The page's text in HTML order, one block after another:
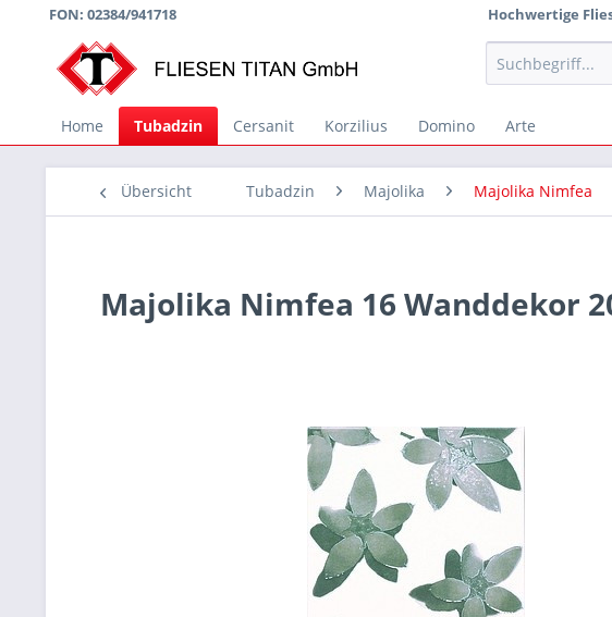
FON: 02384/941718 Hochwertige
Home Tubadzin Cersanit Korzilius Domino Arte
Übersicht Tubadzin Majolika Majolika Nimfea
Majolika Nimfea 16 Wanddekor